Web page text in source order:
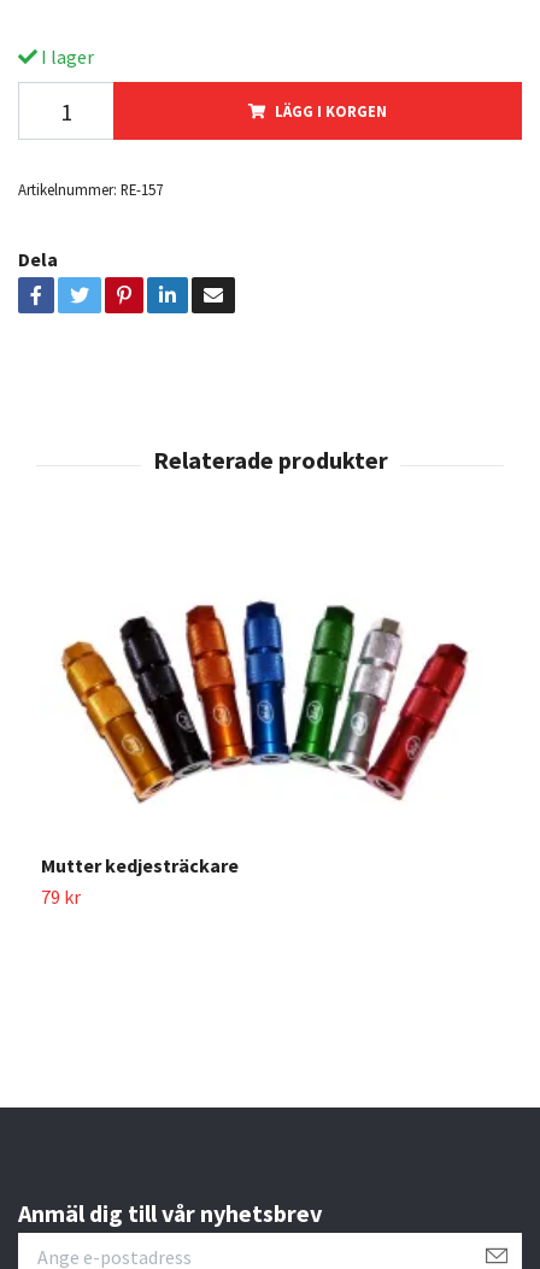
I lager
LÄGG I KORGEN
Artikelnummer: RE-157
Dela
Mutter kedjesträckare
79 kr
Anmäl dig till vår nyhetsbrev